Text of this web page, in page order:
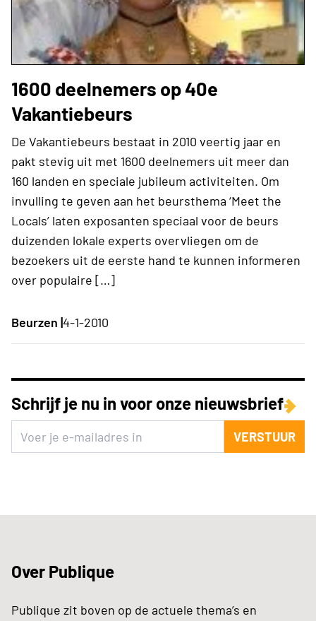
1600 deelnemers op 40e
Vakantiebeurs
De Vakantiebeurs bestaat in 2010 veertig jaar en
pakt stevig uit met 1600 deelnemers uit meer dan
160 landen en speciale jubileum activiteiten. Om
invulling te geven aan het beursthema ‘Meet the
Locals’ laten exposanten speciaal voor de beurs
duizenden lokale experts overvliegen om de
bezoekers uit de eerste hand te kunnen informeren
over populaire […]
Beurzen |4-1-2010
Schrijf je nu in voor onze nieuwsbrief
VERSTUUR
Over Publique
Publique zit boven op de actuele thema’s en